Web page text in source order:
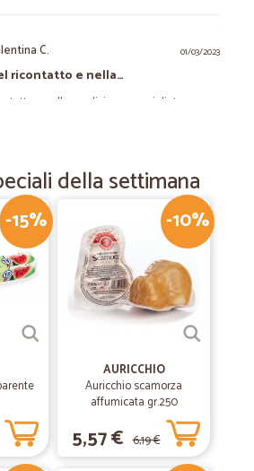
01/03/2023
C.
ricontatto e nella…
e nella spedizione, consigliata.
in 24 ore, pacco ben confezionato, prodotti
acquisti
06/11/2020
S.
tempo per il pagamento che poi è risultato
06/09/2020
prezzi…
della settimana
-15% -10%
AURICCHIO
Auricchio scamorza
affumicata gr.250
5,57 € 6,19 €